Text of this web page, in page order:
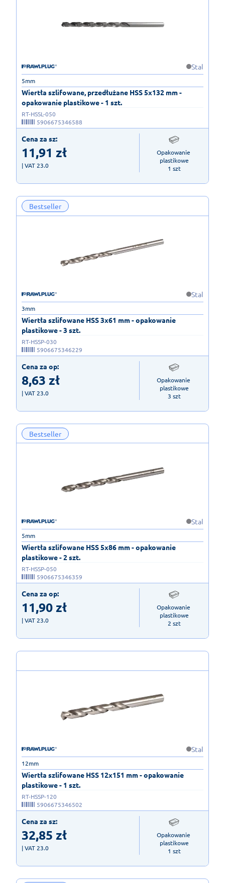
Stal
Wiertła szlifowane, przedłużane HSS 5x132 mm -
opakowanie plastikowe - 1 szt.
5mm
RT-HSSL-050
5906675346588
Cena za sz:
11,91 zł
| VAT 23.0
Opakowanie
plastikowe
1 szt
Bestseller
Stal
Wiertła szlifowane HSS 3x61 mm - opakowanie
plastikowe - 3 szt.
3mm
RT-HSSP-030
5906675346229
Cena za op:
8,63 zł
| VAT 23.0
Opakowanie
plastikowe
3 szt
Bestseller
Stal
Wiertła szlifowane HSS 5x86 mm - opakowanie
plastikowe - 2 szt.
5mm
RT-HSSP-050
5906675346359
Cena za op:
11,90zł
| VAT 23.0
Opakowanie
plastikowe
2 szt
Stal
Wiertła szlifowane HSS 12x151 mm - opakowanie
plastikowe - 1 szt.
12mm
RT-HSSP-120
5906675346502
Cena za sz:
32,85 zł
| VAT 23.0
Opakowanie
plastikowe
1 szt